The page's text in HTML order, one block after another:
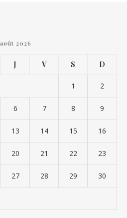
août 2026
J V S D
1 2
6 7 8 9
13 14 15 16
20 21 22 23
27 28 29 30